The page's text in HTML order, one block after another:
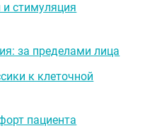
и стимуляция
за пределами лица
к клеточной
пациента